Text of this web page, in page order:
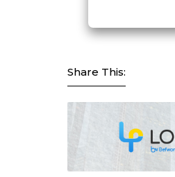
Share This: